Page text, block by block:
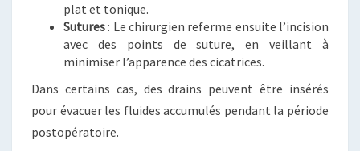
plat et tonique.
Sutures: Le chirurgien referme ensuite l’incision
avec des points de suture, en veillant à
minimiser l’apparence des cicatrices.
Dans certains cas, des drains peuvent être insérés
pour évacuer les fluides accumulés pendant la période
postopératoire.